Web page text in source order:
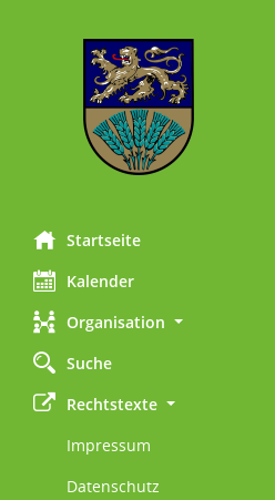
Startseite
Kalender
Organisation
Suche
Rechtstexte
Impressum
Datenschutz